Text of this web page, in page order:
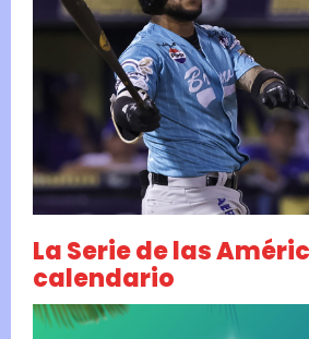
La Serie de las
calendario